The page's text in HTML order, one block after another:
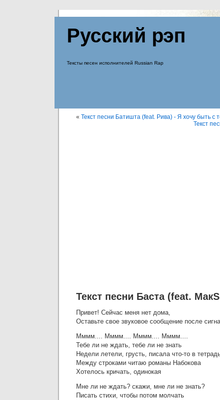
Русский рэп
Тексты песен исполнителей Russian Rap
« Текст песни Батишта (feat. Рива) - Я хочу быть с
Текст
Текст песни Баста (feat.
Привет! Сейчас меня нет дома,
Оставьте свое звуковое сообщение после
Мммм.... Мммм.... Мммм.... Мммм....
Тебе ли не ждать, тебе ли не знать
Недели летели, грусть, писала что-то в
Между строками читаю романы Набокова
Хотелось кричать, одинокая
Мне ли не ждать? скажи, мне ли не знать?
Писать стихи, чтобы потом молчать